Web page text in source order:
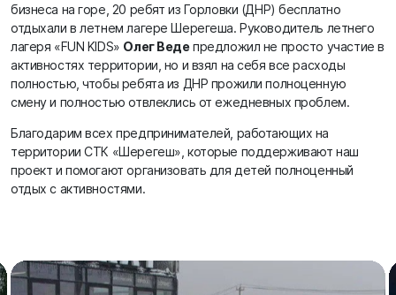
бизнеса на горе, 20 ребят из Горловки (ДНР) бесплатно
отдыхали в летнем лагере Шерегеша. Руководитель летнего
лагеря «FUN KIDS» Олег Ведепредложил не просто участие в
активностях территории, но и взял на себя все расходы
полностью, чтобы ребята из ДНР прожили полноценную
смену и полностью отвлеклись от ежедневных проблем.
Благодарим всех предпринимателей, работающих на
территории СТК «Шерегеш», которые поддерживают наш
проект и помогают организовать для детей полноценный
отдых с активностями.